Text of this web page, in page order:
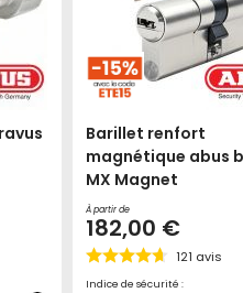
Barillet renfort
magnétique abus
MX Magnet
À partir de
182,00 €
121 avis
Indice de sécurité :